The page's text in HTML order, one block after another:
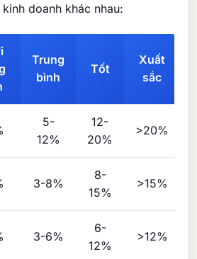
doanh khác nhau:
Trung
bình
Tốt
Xuất
sắc
5-
12%
12-
20%
>20%
3-8%
8-
15%
>15%
3-6%
6-
12%
>12%